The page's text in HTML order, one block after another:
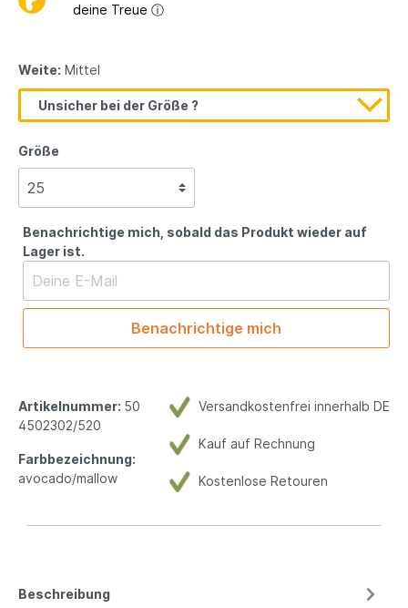
deine Treue ⓘ
Weite: Mittel
Unsicher bei der Größe ?
Größe
Benachrichtige mich, sobald das Produkt wieder auf
Lager ist.
Benachrichtige mich
Versandkostenfrei innerhalb DE
Kauf auf Rechnung
Kostenlose Retouren
Artikelnummer: 50
4502302/520
Farbbezeichnung:
avocado/mallow
Beschreibung